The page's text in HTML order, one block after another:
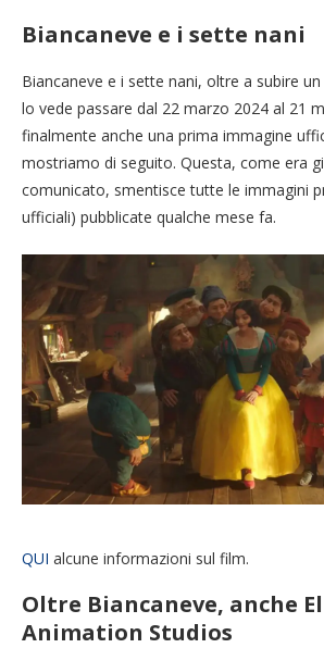
Biancaneve e i sette nani
Biancaneve e i sette nani, oltre a subire
lo vede passare dal 22 marzo 2024 al 21
finalmente anche una prima immagine
mostriamo di seguito. Questa, come era
comunicato, smentisce tutte le immagini
ufficiali) pubblicate qualche mese fa.
QUI alcune informazioni sul film.
Oltre Biancaneve, anche
Animation Studios